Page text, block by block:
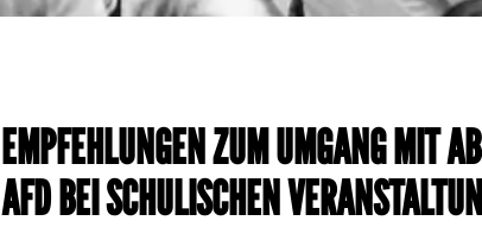
EMPFEHLUNGEN ZUM UMGANG MIT
AFD BEI SCHULISCHEN